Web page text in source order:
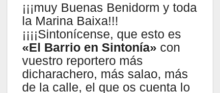
¡¡¡muy Buenas Benidorm y toda
la Marina Baixa!!!
¡¡¡¡Sintonícense, que esto es
«El Barrio en Sintonía» con
vuestro reportero más
dicharachero, más salao, más
de la calle, el que os cuenta lo